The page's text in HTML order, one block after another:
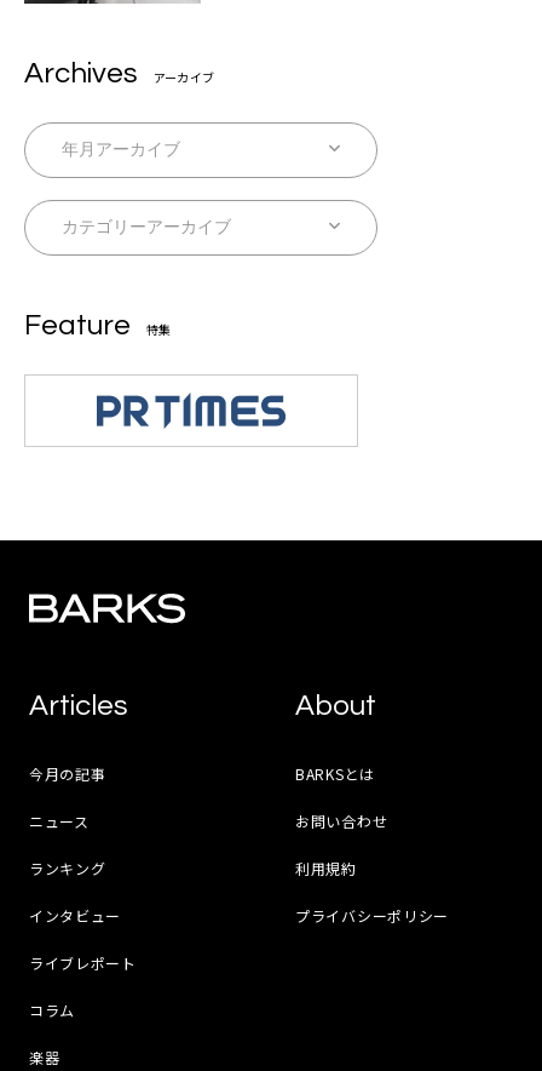
Archives アーカイブ
Feature 特集
Articles
今月の記事
ニュース
ランキング
インタビュー
ライブレポート
コラム
楽器
About
BARKSとは
お問い合わせ
利用規約
プライバシーポリシー